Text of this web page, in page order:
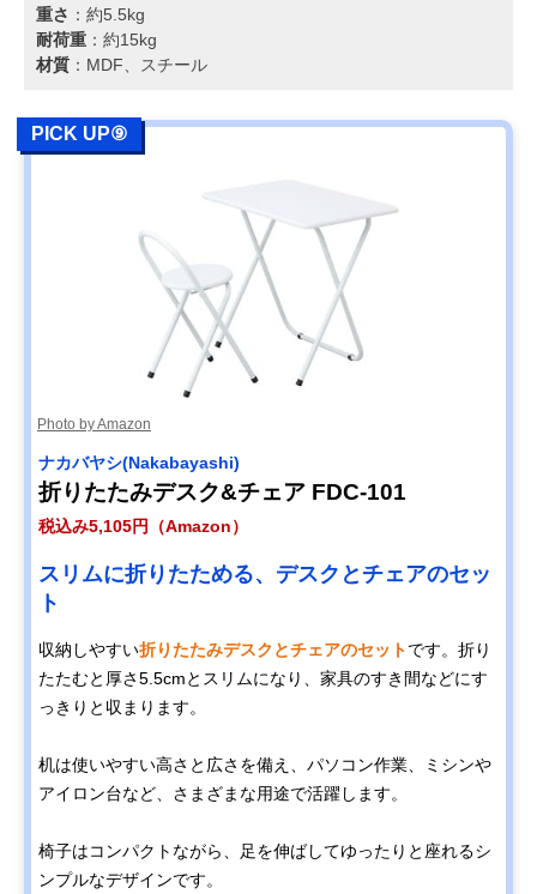
重さ ：約5.5kg
耐荷重 ：約15kg
材質 ：MDF、スチール
PICK UP⑨
Photo by Amazon
ナカバヤシ(Nakabayashi)
折りたたみデスク&チェア FDC-101
税込み5,105円（Amazon）
スリムに折りたためる、デスクとチェアのセッ
ト
収納しやすい折りたたみデスクとチェアのセットです。折り
たたむと厚さ5.5cmとスリムになり、家具のすき間などにす
っきりと収まります。
机は使いやすい高さと広さを備え、パソコン作業、ミシンや
アイロン台など、さまざまな用途で活躍します。
椅子はコンパクトながら、足を伸ばしてゆったりと座れるシ
ンプルなデザインです。